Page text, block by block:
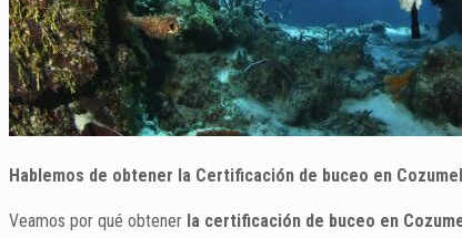
Hablemos de obtener la Certificación de buceo en
Veamos por qué obtener la certificación de buceo en